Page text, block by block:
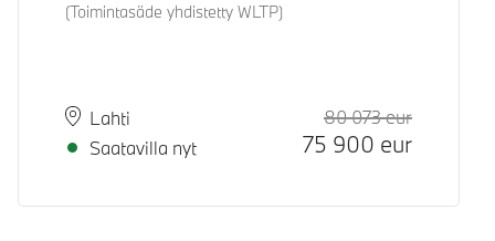
(Toimintasäde yhdistetty WLTP)
Paikkakunta
Lahti
Toimitusaika
Saatavilla nyt
80 073eurHinta
75 900 eur